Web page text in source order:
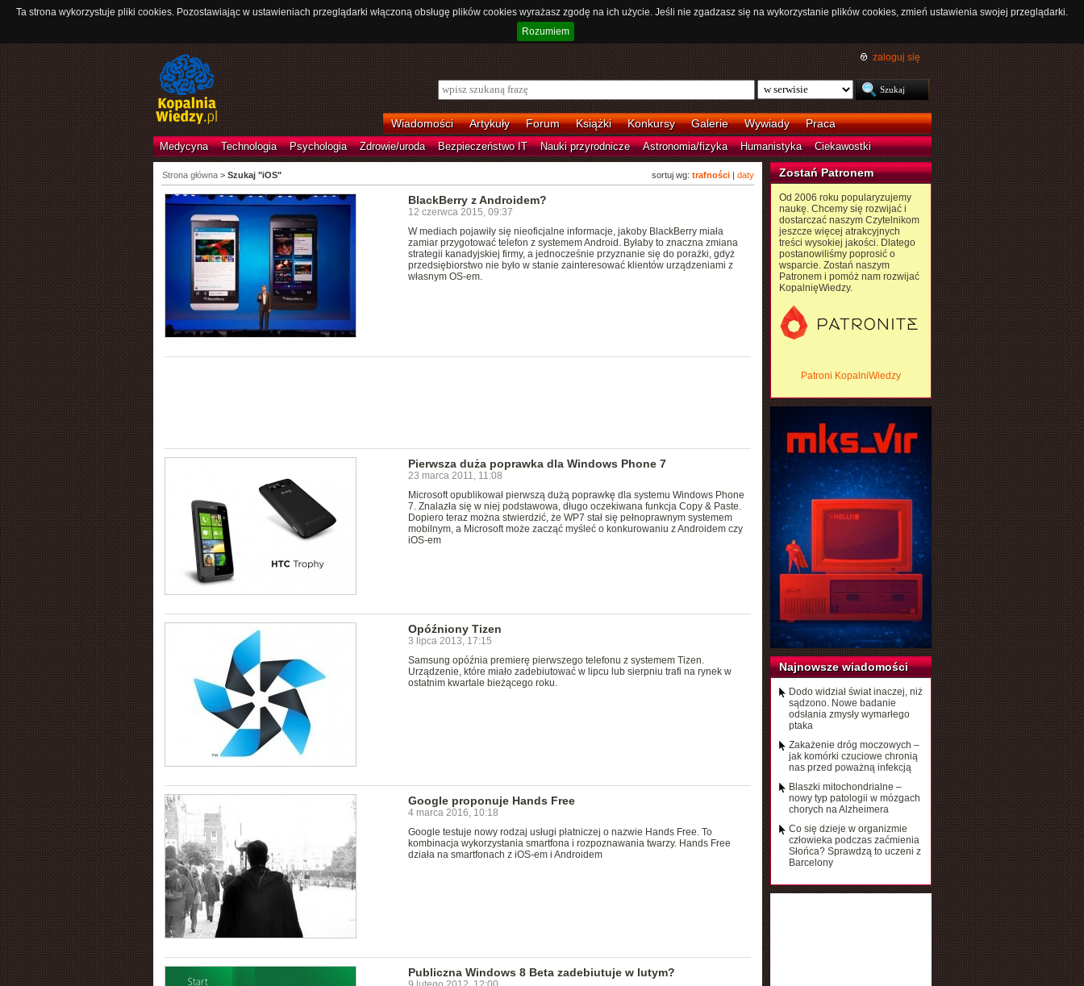
Ta strona wykorzystuje pliki cookies. Pozostawiając w ustawieniach przeglądarki włączoną obsługę plików cookies wyrażasz zgodę na ich użycie. Jeśli nie zgadzasz się na wykorzystanie plików cookies, zmień ustawienia swojej przeglądarki.
Rozumiem
zaloguj się
Wiadomości Artykuły Forum Książki Konkursy Galerie Wywiady Praca
Medycyna Technologia Psychologia Zdrowie/uroda Bezpieczeństwo IT Nauki przyrodnicze Astronomia/fizyka Humanistyka Ciekawostki
sortuj wg: trafności| daty
Strona główna> Szukaj "iOS"
BlackBerry z Androidem?
12 czerwca 2015, 09:37
W mediach pojawiły się nieoficjalne informacje, jakoby BlackBerry miała
zamiar przygotować telefon z systemem Android. Byłaby to znaczna zmiana
strategii kanadyjskiej firmy, a jednocześnie przyznanie się do porażki, gdyż
przedsiębiorstwo nie było w stanie zainteresować klientów urządzeniami z
własnym OS-em.
Pierwsza duża poprawka dla Windows Phone 7
23 marca 2011, 11:08
Microsoft opublikował pierwszą dużą poprawkę dla systemu Windows Phone
7. Znalazła się w niej podstawowa, długo oczekiwana funkcja Copy & Paste.
Dopiero teraz można stwierdzić, że WP7 stał się pełnoprawnym systemem
mobilnym, a Microsoft może zacząć myśleć o konkurowaniu z Androidem czy
iOS-em
Opóźniony Tizen
3 lipca 2013, 17:15
Samsung opóźnia premierę pierwszego telefonu z systemem Tizen.
Urządzenie, które miało zadebiutować w lipcu lub sierpniu trafi na rynek w
ostatnim kwartale bieżącego roku.
Google proponuje Hands Free
4 marca 2016, 10:18
Google testuje nowy rodzaj usługi płatniczej o nazwie Hands Free. To
kombinacja wykorzystania smartfona i rozpoznawania twarzy. Hands Free
działa na smartfonach z iOS-em i Androidem
Publiczna Windows 8 Beta zadebiutuje w lutym?
Zostań Patronem
Od 2006 roku popularyzujemy
naukę. Chcemy się rozwijać i
dostarczać naszym Czytelnikom
jeszcze więcej atrakcyjnych
treści wysokiej jakości. Dlatego
postanowiliśmy poprosić o
wsparcie. Zostań naszym
Patronem i pomóż nam rozwijać
KopalnięWiedzy.
Patroni KopalniWiedzy
Najnowsze wiadomości
Dodo widział świat inaczej, niż
sądzono. Nowe badanie
odsłania zmysły wymarłego
ptaka
Zakażenie dróg moczowych –
jak komórki czuciowe chronią
nas przed poważną infekcją
Blaszki mitochondrialne –
nowy typ patologii w mózgach
chorych na Alzheimera
Co się dzieje w organizmie
człowieka podczas zaćmienia
Słońca? Sprawdzą to uczeni z
Barcelony